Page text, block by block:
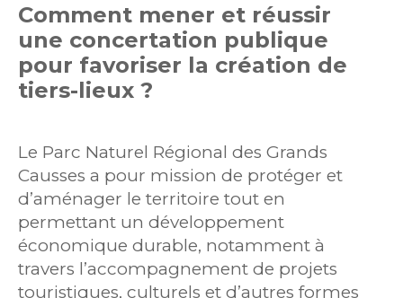
Comment mener et réussir
une concertation publique
pour favoriser la création de
tiers-lieux ?
​​Le Parc Naturel Régional des Grands
Causses a pour mission de protéger et
d’aménager le territoire tout en
permettant un développement
économique durable, notamment à
travers l’accompagnement de projets
touristiques, culturels et d’autres formes